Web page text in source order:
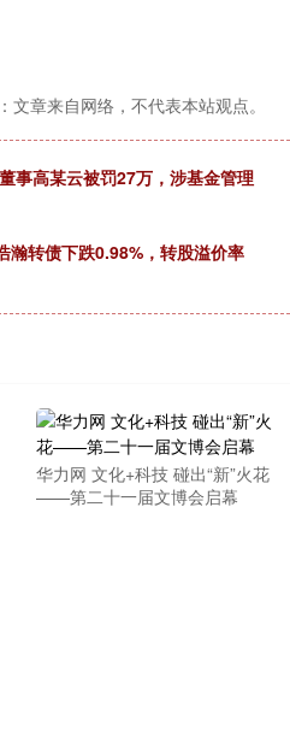
文章来自网络，不代表本站观点。
事高某云被罚27万，涉基金管理
瀚转债下跌0.98%，转股溢价率
华力网 文化+科技 碰出“新”火花
——第二十一届文博会启幕